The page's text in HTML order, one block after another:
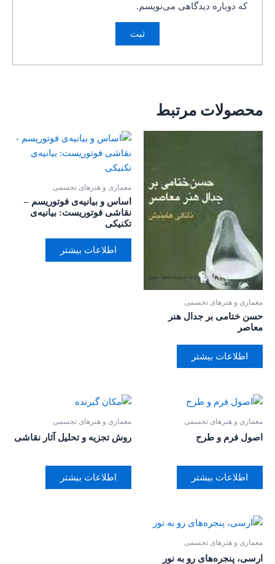
که دوباره دیدگاهی می‌نویسم.
محصولات مرتبط
معماری و هنرهای تجسمی
حسن ختامی بر جدال هنر
معاصر
اطلاعات بیشتر
معماری و هنرهای تجسمی
اساس و بیانیه‌ی فوتوریسم –
نقاشی فوتوریست: بیانیه‌ی
تکنیکی
اطلاعات بیشتر
معماری و هنرهای تجسمی
اصول فرم و طرح
اطلاعات بیشتر
معماری و هنرهای تجسمی
روش تجزیه و تحلیل آثار نقاشی
اطلاعات بیشتر
معماری و هنرهای تجسمی
ارسی، پنجره‌های رو به نور